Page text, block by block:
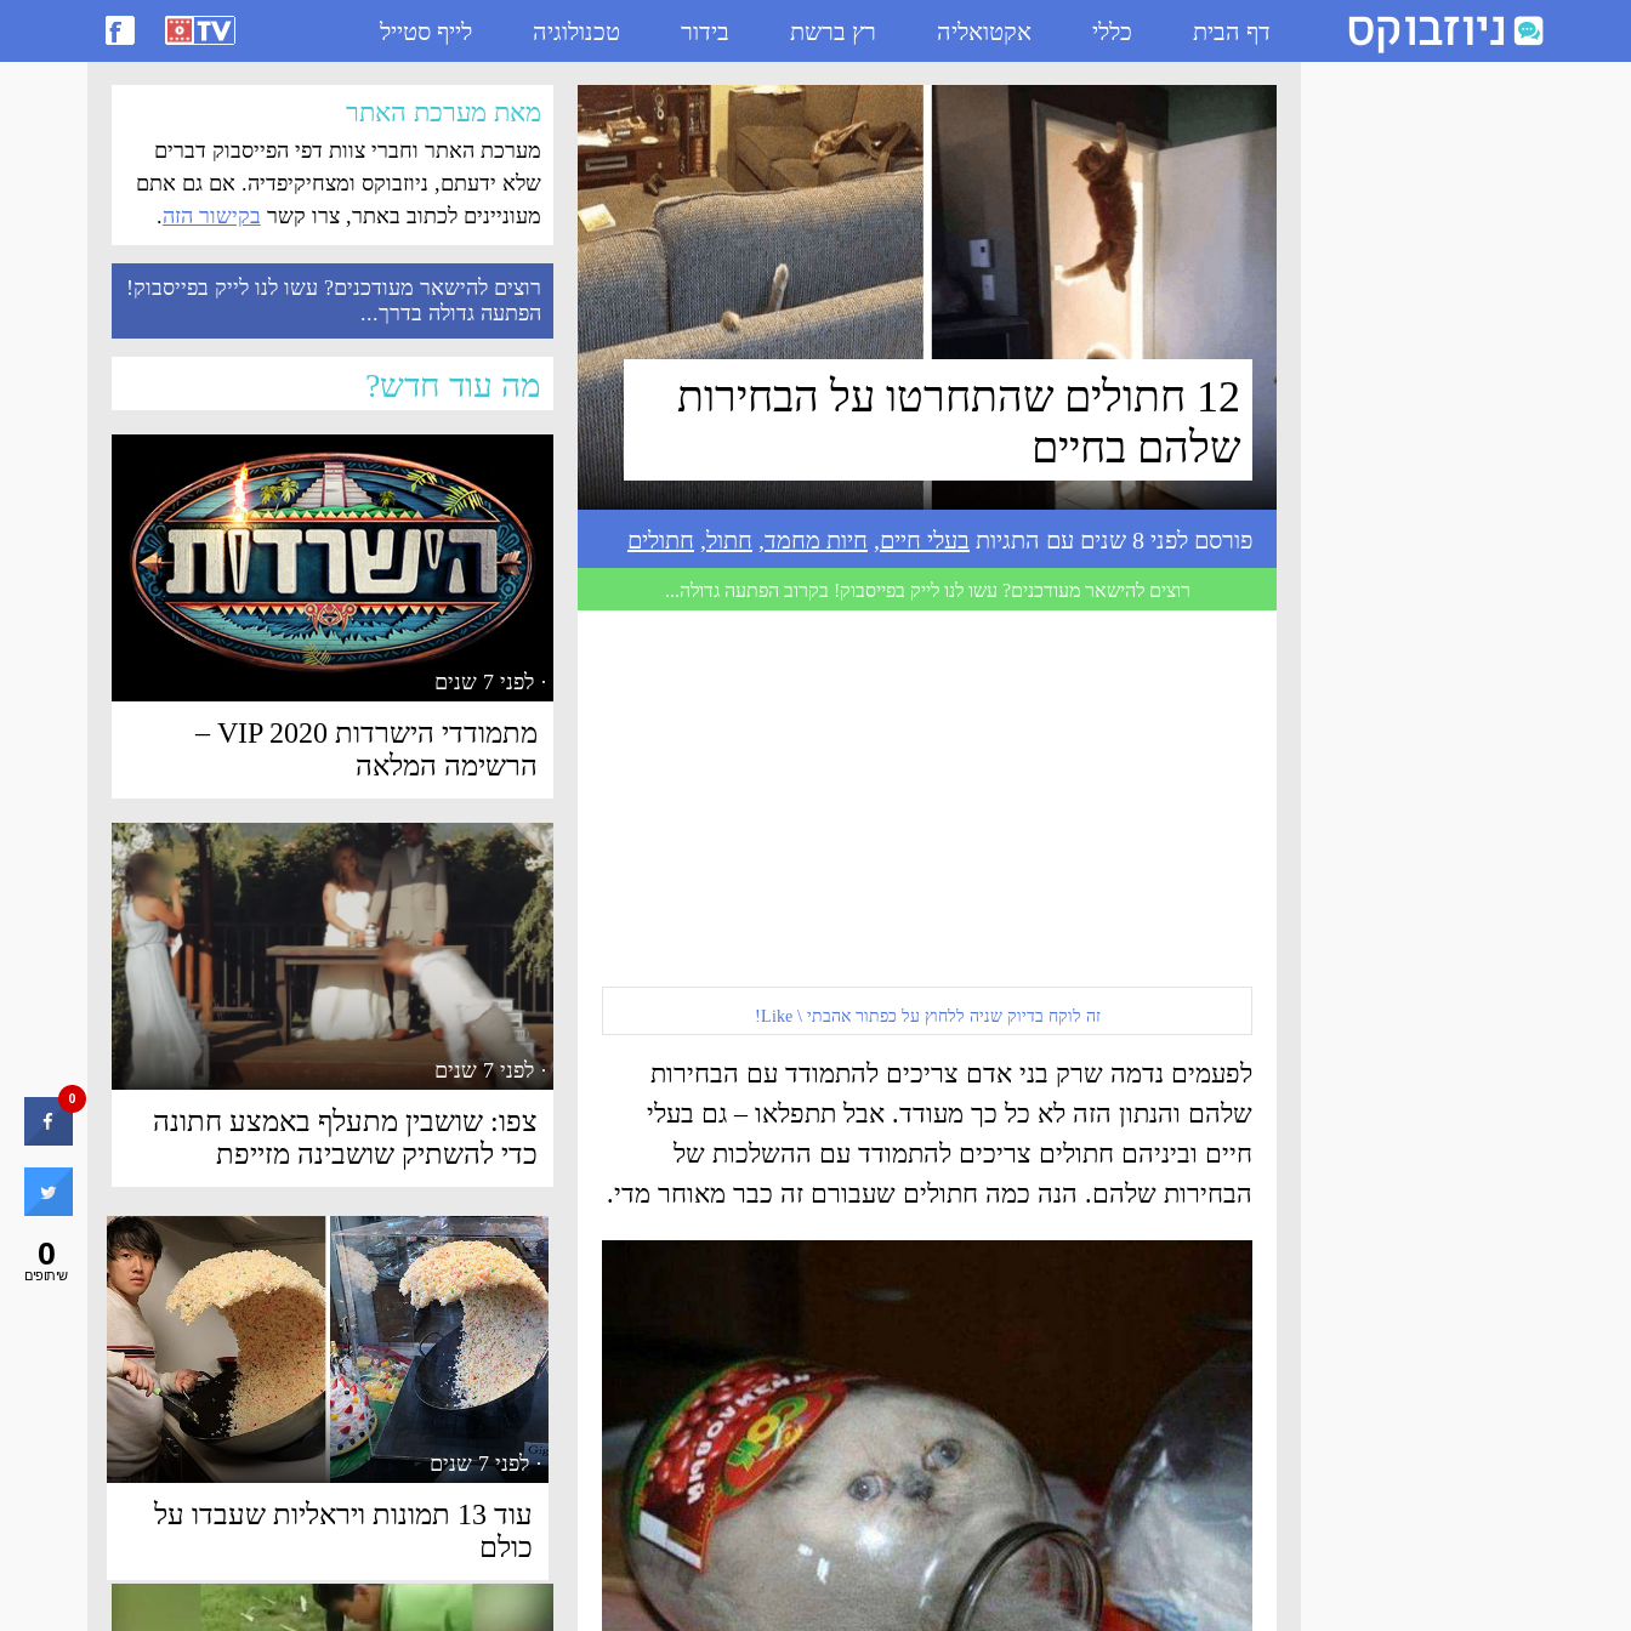
דף הבית כללי אקטואליה רץ ברשת בידור טכנולוגיה לייף סטייל 12 חתולים שהתחרטו על הבחירות שלהם בחיים - ניוזבוקס
12 חתולים שהתחרטו על הבחירות
שלהם בחיים
פורסם לפני 8 שנים עם התגיות בעלי חיים, חיות מחמד, חתול, חתולים
רוצים להישאר מעודכנים? עשו לנו לייק בפייסבוק! בקרוב הפתעה גדולה...
זה לוקח בדיוק שניה ללחוץ על כפתור אהבתי \ Like!
לפעמים נדמה שרק בני אדם צריכים להתמודד עם הבחירות
שלהם והנתון הזה לא כל כך מעודד. אבל תתפלאו – גם בעלי
חיים וביניהם חתולים צריכים להתמודד עם ההשלכות של
הבחירות שלהם. הנה כמה חתולים שעבורם זה כבר מאוחר מדי.
מאת מערכת האתר
מערכת האתר וחברי צוות דפי הפייסבוק דברים
שלא ידעתם, ניוזבוקס ומצחיקיפדיה. אם גם אתם
מעוניינים לכתוב באתר, צרו קשר בקישור הזה.
רוצים להישאר מעודכנים? עשו לנו לייק בפייסבוק!
הפתעה גדולה בדרך...
מה עוד חדש?
· לפני 7 שנים
מתמודדי הישרדות VIP 2020 –
הרשימה המלאה
· לפני 7 שנים
צפו: שושבין מתעלף באמצע חתונה
כדי להשתיק שושבינה מזייפת
· לפני 7 שנים
עוד 13 תמונות ויראליות שעבדו על
כולם
0
0
שיתופים